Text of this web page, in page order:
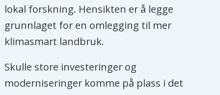
lokal forskning. Hensikten er å legge
grunnlaget for en omlegging til mer
klimasmart landbruk.
Skulle store investeringer og
moderniseringer komme på plass i det